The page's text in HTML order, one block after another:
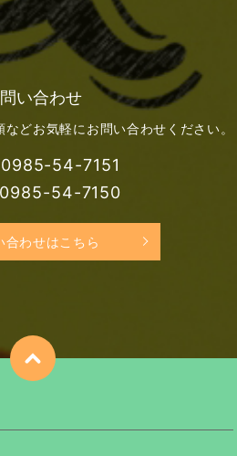
い合わせ
どお気軽にお問い合わせください。
54-7151
0985-54-7150
合わせはこちら